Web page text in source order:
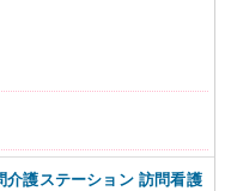
護ステーション 訪問看護